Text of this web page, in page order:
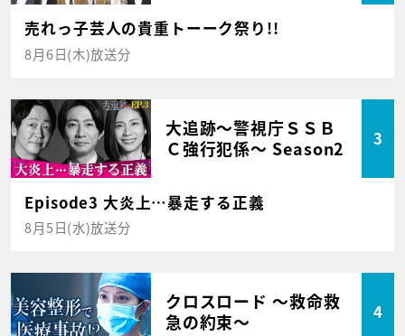
売れっ子芸人の貴重トーーク祭り!!
8月6日(木)放送分
大追跡～警視庁ＳＳＢ
Ｃ強行犯係～ Season2
3
Episode3 大炎上…暴走する正義
8月5日(水)放送分
クロスロード ～救命救
急の約束～
4